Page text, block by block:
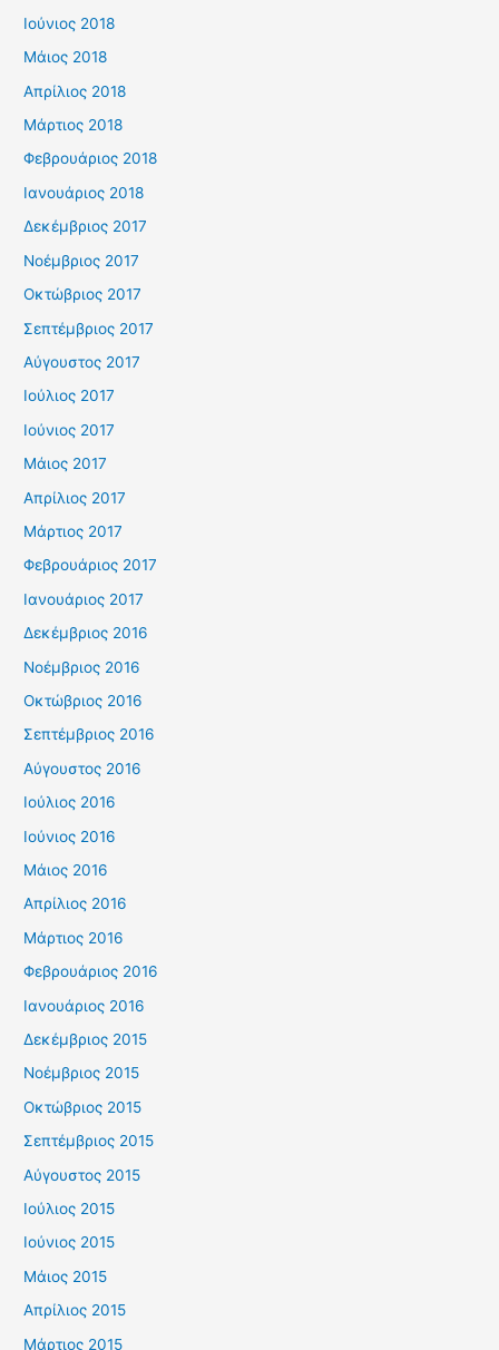
Ιούνιος 2018
Μάιος 2018
Απρίλιος 2018
Μάρτιος 2018
Φεβρουάριος 2018
Ιανουάριος 2018
Δεκέμβριος 2017
Νοέμβριος 2017
Οκτώβριος 2017
Σεπτέμβριος 2017
Αύγουστος 2017
Ιούλιος 2017
Ιούνιος 2017
Μάιος 2017
Απρίλιος 2017
Μάρτιος 2017
Φεβρουάριος 2017
Ιανουάριος 2017
Δεκέμβριος 2016
Νοέμβριος 2016
Οκτώβριος 2016
Σεπτέμβριος 2016
Αύγουστος 2016
Ιούλιος 2016
Ιούνιος 2016
Μάιος 2016
Απρίλιος 2016
Μάρτιος 2016
Φεβρουάριος 2016
Ιανουάριος 2016
Δεκέμβριος 2015
Νοέμβριος 2015
Οκτώβριος 2015
Σεπτέμβριος 2015
Αύγουστος 2015
Ιούλιος 2015
Ιούνιος 2015
Μάιος 2015
Απρίλιος 2015
Μάρτιος 2015